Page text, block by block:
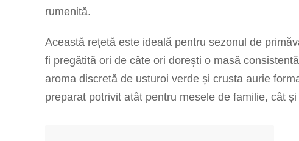
rumenită.
Această rețetă este ideală pentru sezonul de
fi pregătită ori de câte ori dorești o masă
aroma discretă de usturoi verde și crusta aurie
preparat potrivit atât pentru mesele de familie, cât